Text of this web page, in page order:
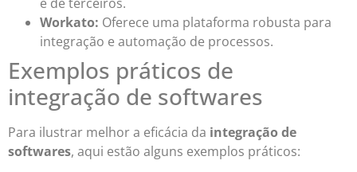
Workato: Oferece uma plataforma robusta para
integração e automação de processos.
Exemplos práticos de
integração de softwares
Para ilustrar melhor a eficácia da integração de
softwares, aqui estão alguns exemplos práticos: